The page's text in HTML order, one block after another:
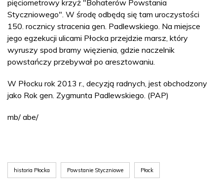
pięciometrowy krzyż "Bohaterów Powstania
Styczniowego". W środę odbędą się tam uroczystości
150. rocznicy stracenia gen. Padlewskiego. Na miejsce
jego egzekucji ulicami Płocka przejdzie marsz, który
wyruszy spod bramy więzienia, gdzie naczelnik
powstańczy przebywał po aresztowaniu.
W Płocku rok 2013 r., decyzją radnych, jest obchodzony
jako Rok gen. Zygmunta Padlewskiego. (PAP)
mb/ abe/
historia Płocka Powstanie Styczniowe Płock